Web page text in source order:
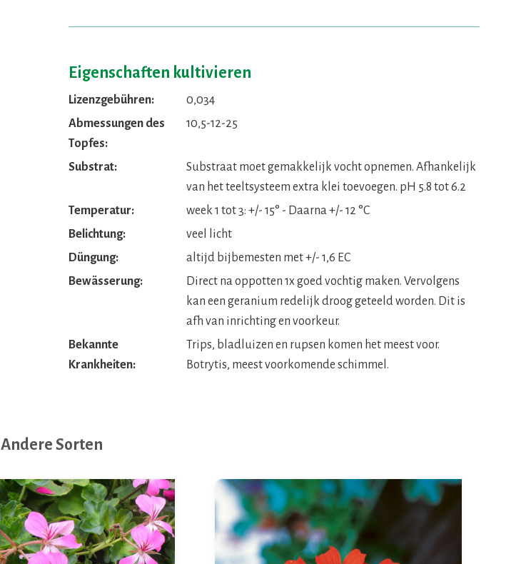
Eigenschaften kultivieren
Lizenzgebühren:
0,034
Abmessungen des
Topfes:
10,5-12-25
Substrat:
Substraat moet gemakkelijk vocht opnemen. Afhankelijk
van het teeltsysteem extra klei toevoegen. pH 5.8 tot 6.2
Temperatur:
week 1 tot 3: +/- 15° - Daarna +/- 12 °C
Belichtung:
veel licht
Düngung:
altijd bijbemesten met +/- 1,6 EC
Bewässerung:
Direct na oppotten 1x goed vochtig maken. Vervolgens
kan een geranium redelijk droog geteeld worden. Dit is
afh van inrichting en voorkeur.
Bekannte
Krankheiten:
Trips, bladluizen en rupsen komen het meest voor.
Botrytis, meest voorkomende schimmel.
Andere Sorten